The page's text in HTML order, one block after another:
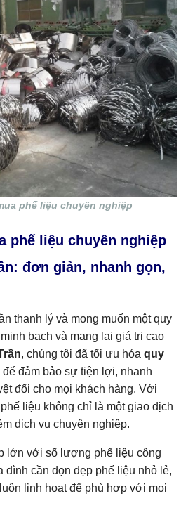
phế liệu chuyên nghiệp
phế liệu chuyên nghiệp
đơn giản, nhanh gọn,
thanh lý và mong muốn một quy
bạch và mang lại giá trị cao
, chúng tôi đã tối ưu hóa quy
để đảm bảo sự tiện lợi, nhanh
đối cho mọi khách hàng. Với
liệu không chỉ là một giao dịch
dịch vụ chuyên nghiệp.
lớn với số lượng phế liệu công
đình cần dọn dẹp phế liệu nhỏ lẻ,
linh hoạt để phù hợp với mọi